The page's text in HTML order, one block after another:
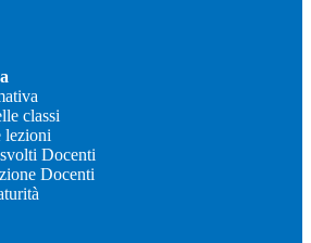
classi
lezioni
Docenti
Docenti